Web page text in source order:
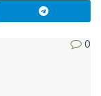
0